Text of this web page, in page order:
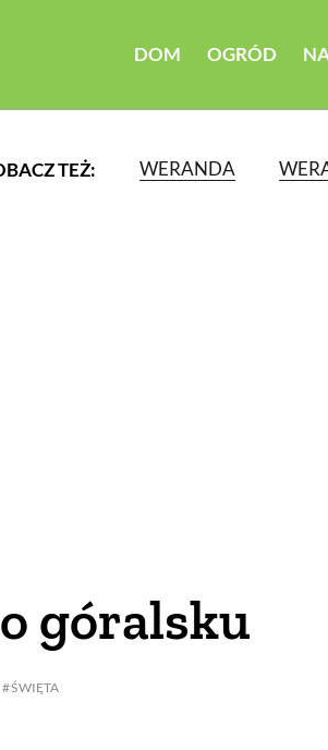
DOM OGRÓD
TEŻ: WERANDA
góralsku
ŚWIĘTA
PROJEKTOWANIE